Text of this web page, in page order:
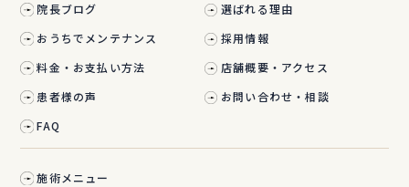
院長ブログ
選ばれる理由
おうちでメンテナンス
採用情報
料金・お支払い方法
店舗概要・アクセス
患者様の声
お問い合わせ・相談
FAQ
施術メニュー